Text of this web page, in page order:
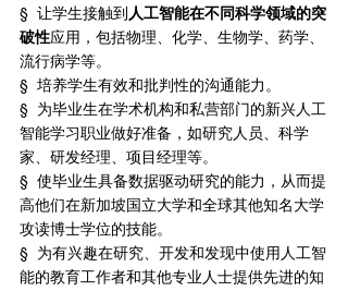
§  让学生接触到 人工智能在不同科学领域的突
破性应用，包括物理、化学、生物学、药学、
流行病学等。
§  培养学生有效和批判性的沟通能力。
§  为毕业生在学术机构和私营部门的新兴人工
智能学习职业做好准备，如研究人员、科学
家、研发经理、项目经理等。
§  使毕业生具备数据驱动研究的能力，从而提
高他们在新加坡国立大学和全球其他知名大学
攻读博士学位的技能。
§  为有兴趣在研究、开发和发现中使用人工智
能的教育工作者和其他专业人士提供先进的知